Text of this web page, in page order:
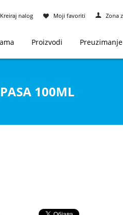
100ML
Kreiraj nalog Moji favoriti Zona
Proizvodi Preuzimanje